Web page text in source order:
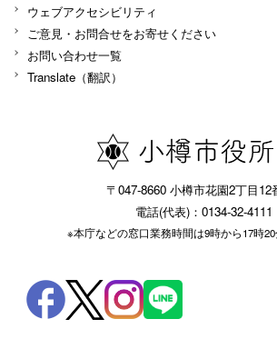
ウェブアクセシビリティ
ご意見・お問合せをお寄せください
お問い合わせ一覧
Translate（翻訳）
〒047-8660 小樽市花園2丁目12
電話(代表)：0134-32-4111
※本庁などの窓口業務時間は9時から17時20